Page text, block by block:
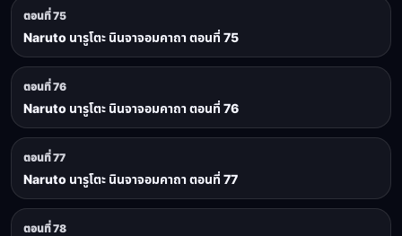
ตอนที่ 75
Naruto นารูโตะ นินจาจอมคาถา ตอนที่ 75
ตอนที่ 76
Naruto นารูโตะ นินจาจอมคาถา ตอนที่ 76
ตอนที่ 77
Naruto นารูโตะ นินจาจอมคาถา ตอนที่ 77
ตอนที่ 78